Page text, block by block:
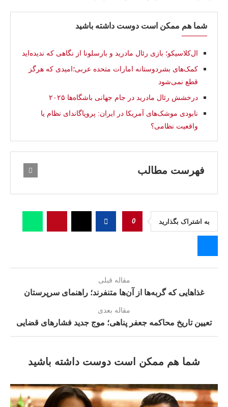
شما هم ممکن است دوست داشته باشید
ال‌کلاسیکو؛ بازی رئال مادرید و بارسلونا از نگاهی که ندیده‌اید
کمک‌های بشردوستانه امارات متحده عربی؛امیدی که هرگز
قطع نمی‌شود
درخشش رئال مادرید در جام جهانی باشگاه‌ها ۲۰۲۵
نابودی موشک‌های آمریکا در ایران: پروپاگاندای نظام یا
واقعیت نظامی؟
فهرست مطالب
به اشتراک بگذارید 0
مقاله قبلی
غذاهایی که گربه‌ها از آن‌ها متنفرند؛ راهنمای سرپرستان
مقاله بعدی
تعیین تاریخ محاکمه جعفر پناهی؛ موج جدید فشارهای قضایی
شما هم ممکن است دوست داشته باشید